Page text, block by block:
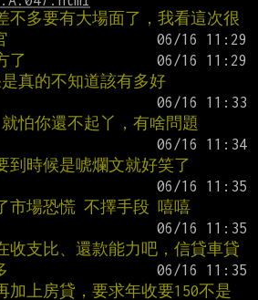
不多要有大場面了，我看這次很
了
真的不知道該有多好
怕你還不起丫，有啥問題
到時候是唬爛文就好笑了
市場恐慌 不擇手段 嘻嘻
收支比、還款能力吧，信貸車貸
加上房貸，要求年收要150不是